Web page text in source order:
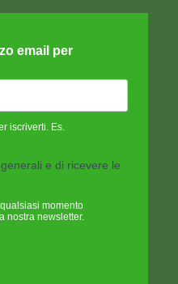
email per
iscriverti. Es.
e di ricevere le
momento
nostra newsletter.